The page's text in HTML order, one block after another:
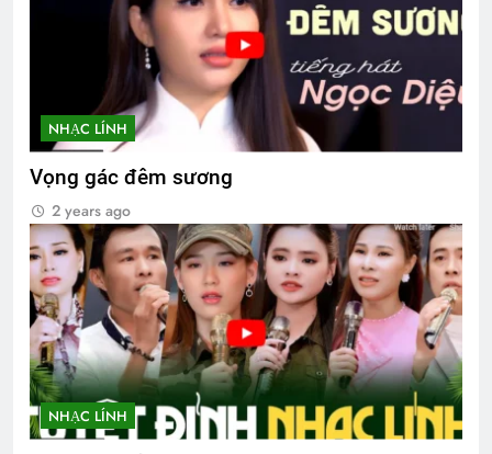
NHẠC LÍNH
Vọng gác đêm sương
2 years ago
NHẠC LÍNH